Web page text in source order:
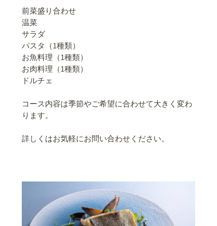
前菜盛り合わせ
温菜
サラダ
パスタ（1種類）
お魚料理（1種類）
お肉料理（1種類）
ドルチェ
コース内容は季節やご希望に合わせて大きく変わ
ります。
詳しくはお気軽にお問い合わせください。